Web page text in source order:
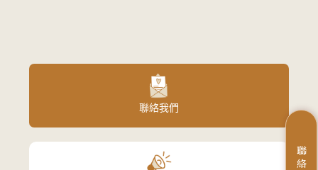
聯
絡
聯絡我們